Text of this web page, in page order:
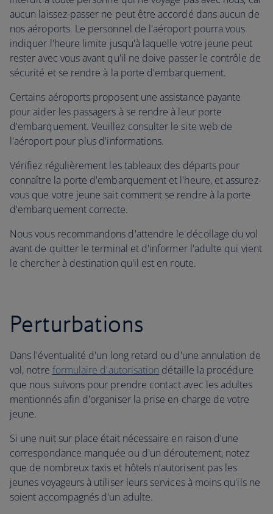
aucun laissez-passer ne peut être accordé dans aucun de
nos aéroports. Le personnel de l'aéroport pourra vous
indiquer l'heure limite jusqu'à laquelle votre jeune peut
rester avec vous avant qu'il ne doive passer le contrôle de
sécurité et se rendre à la porte d'embarquement.
Certains aéroports proposent une assistance payante
pour aider les passagers à se rendre à leur porte
d'embarquement. Veuillez consulter le site web de
l'aéroport pour plus d'informations.
Vérifiez régulièrement les tableaux des départs pour
connaître la porte d'embarquement et l'heure, et assurez-
vous que votre jeune sait comment se rendre à la porte
d'embarquement correcte.
Nous vous recommandons d'attendre le décollage du vol
avant de quitter le terminal et d'informer l'adulte qui vient
le chercher à destination qu'il est en route.
Perturbations
Dans l'éventualité d'un long retard ou d'une annulation de
vol, notre formulaire d'autorisation détaille la procédure
que nous suivons pour prendre contact avec les adultes
mentionnés afin d'organiser la prise en charge de votre
jeune.
Si une nuit sur place était nécessaire en raison d'une
correspondance manquée ou d'un déroutement, notez
que de nombreux taxis et hôtels n'autorisent pas les
jeunes voyageurs à utiliser leurs services à moins qu'ils ne
soient accompagnés d'un adulte.